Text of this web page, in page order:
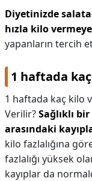
Diyetinizde
hızla kilo
yapanların tercih
1 haftada
1 haftada kaç kilo
Verilir?Sağlıklı
arasındaki
kilo fazlalığına
fazlalığı yüksek
kayıplar da